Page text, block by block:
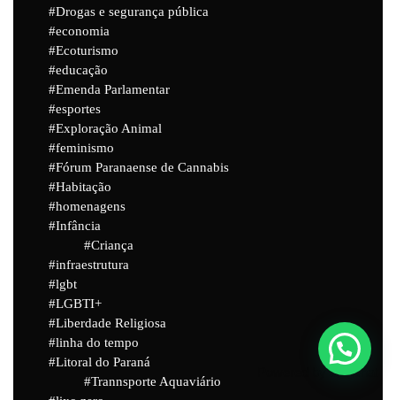
Drogas e segurança pública
economia
Ecoturismo
educação
Emenda Parlamentar
esportes
Exploração Animal
feminismo
Fórum Paranaense de Cannabis
Habitação
homenagens
Infância
Criança
infraestrutura
lgbt
LGBTI+
Liberdade Religiosa
linha do tempo
Litoral do Paraná
Trannsporte Aquaviário
Powered byJoinchat